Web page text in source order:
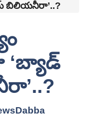
బిలియనీరా’..?
‘బ్యాడ్